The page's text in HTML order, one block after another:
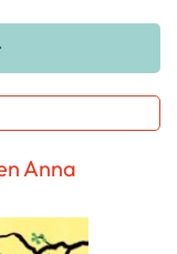
Anna